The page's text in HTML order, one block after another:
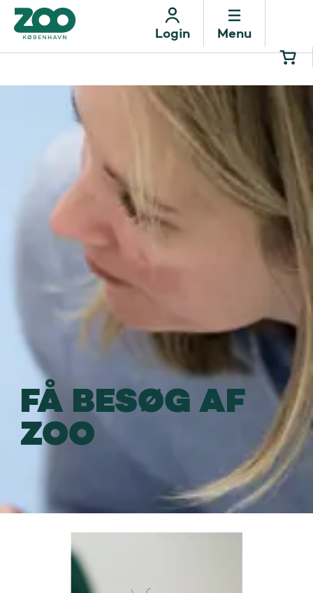
Menu
Login
FÅ BESØG AF
ZOO